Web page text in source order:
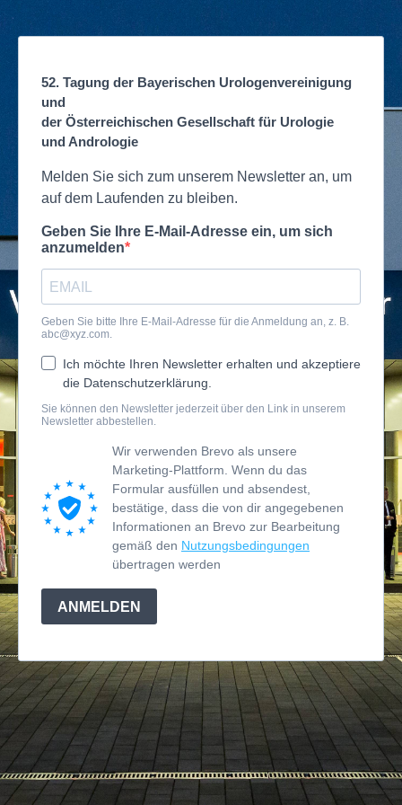
52. Tagung der Bayerischen Urologenvereinigung
und
der Österreichischen Gesellschaft für Urologie
und Andrologie
Melden Sie sich zum unserem Newsletter an, um
auf dem Laufenden zu bleiben.
Geben Sie Ihre E-Mail-Adresse ein, um sich
anzumelden
Geben Sie bitte Ihre E-Mail-Adresse für die Anmeldung an, z. B.
abc@xyz.com.
Ich möchte Ihren Newsletter erhalten und akzeptiere
die Datenschutzerklärung.
Sie können den Newsletter jederzeit über den Link in unserem
Newsletter abbestellen.
Wir verwenden Brevo als unsere
Marketing-Plattform. Wenn du das
Formular ausfüllen und absendest,
bestätige, dass die von dir angegebenen
Informationen an Brevo zur Bearbeitung
gemäß den Nutzungsbedingungen
übertragen werden
ANMELDEN